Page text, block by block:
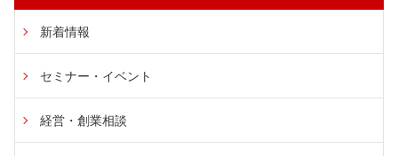
新着情報
セミナー・イベント
経営・創業相談